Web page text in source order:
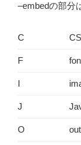
–embedの部分
C
F
I
J
O